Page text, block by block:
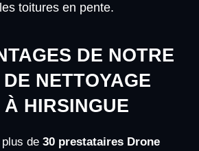
toitures en pente.
DE NOTRE
NETTOYAGE
HIRSINGUE
de 30 prestataires Drone